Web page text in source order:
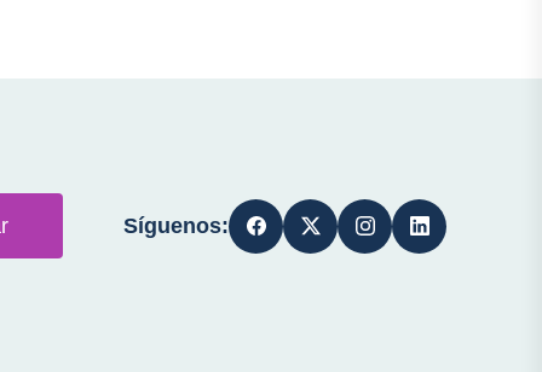
Síguenos: